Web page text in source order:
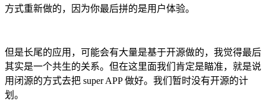
方式重新做的，因为你最后拼的是用户体验。
但是长尾的应用，可能会有大量是基于开源做的，我觉得最后
其实是一个共生的关系。但在这里面我们肯定是瞄准，就是说
用闭源的方式去把 super APP 做好。我们暂时没有开源的计
划。